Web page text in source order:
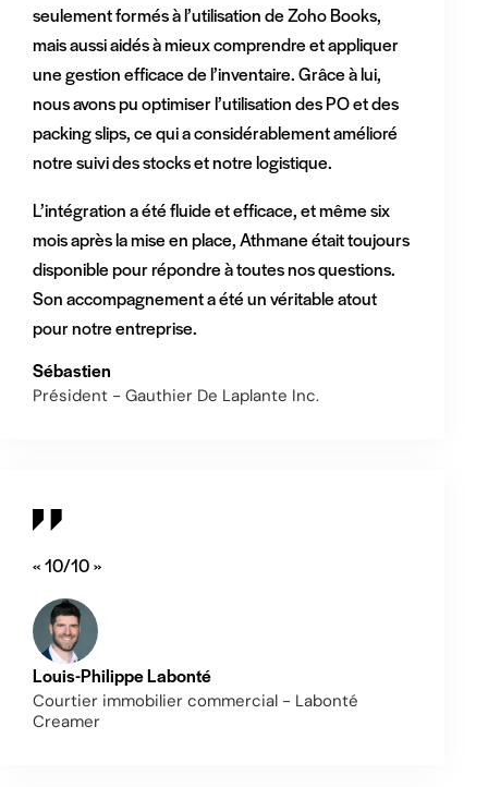
seulement formés à l’utilisation de Zoho Books,
mais aussi aidés à mieux comprendre et appliquer
une gestion efficace de l’inventaire. Grâce à lui,
nous avons pu optimiser l’utilisation des PO et des
packing slips, ce qui a considérablement amélioré
notre suivi des stocks et notre logistique.
L’intégration a été fluide et efficace, et même six
mois après la mise en place, Athmane était toujours
disponible pour répondre à toutes nos questions.
Son accompagnement a été un véritable atout
pour notre entreprise.
Sébastien
Président - Gauthier De Laplante Inc.
« 10/10 »
Louis-Philippe Labonté
Courtier immobilier commercial - Labonté
Creamer